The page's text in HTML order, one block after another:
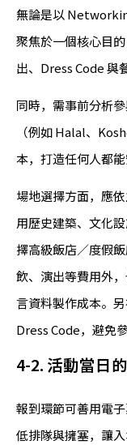
無論是以
聚焦於一個核心目
出、Dress Code 與
同時，需事前分析
（例如 Halal、
本，打造任何人都能
場地選擇方面，應
用歷史建築、文化
擇高級飯店／度假
飲、演出等費用外
言資料製作成本。
Dress Code，避免
4-2. 活動當日
報到環節可善用電
低排隊與擁塞，讓